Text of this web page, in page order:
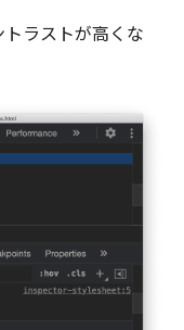
ラストが高くな